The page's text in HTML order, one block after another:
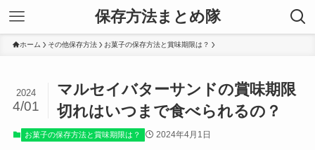
保存方法まとめ隊
ホーム その他保存方法 お菓子の保存方法と賞味期限は？
マルセイバターサンドの賞味期限
切れはいつまで食べられるの？
2024
4/01
お菓子の保存方法と賞味期限は？ 2024年4月1日